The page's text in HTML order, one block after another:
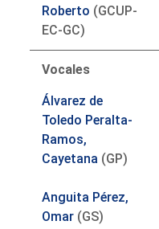
Roberto (GCUP-
EC-GC)
Vocales
Álvarez de
Toledo Peralta-
Ramos,
Cayetana (GP)
Anguita Pérez,
Omar (GS)